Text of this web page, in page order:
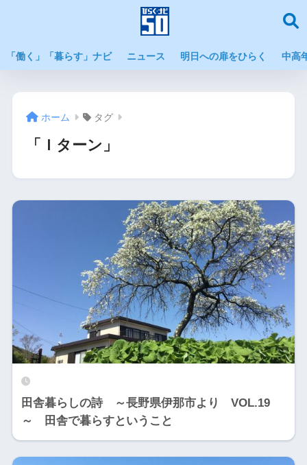
「働く」「暮らす」ナビ ニュース 明日への扉をひらく 中高
ホーム タグ
「Ｉターン」
田舎暮らしの詩 ～長野県伊那市より VOL.19
～ 田舎で暮らすということ